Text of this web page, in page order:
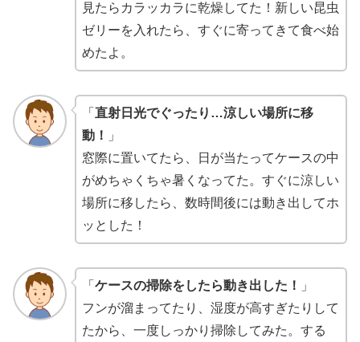
見たらカラッカラに乾燥してた！新しい昆虫
ゼリーを入れたら、すぐに寄ってきて食べ始
めたよ。
「 直射日光でぐったり…涼しい場所に移
動！
」
窓際に置いてたら、日が当たってケースの中
がめちゃくちゃ暑くなってた。すぐに涼しい
場所に移したら、数時間後には動き出してホ
ッとした！
「 ケースの掃除をしたら動き出した！
」
フンが溜まってたり、湿度が高すぎたりして
たから、一度しっかり掃除してみた。する